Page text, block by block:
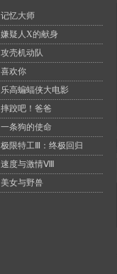
记忆大师
嫌疑人X的献身
攻壳机动队
喜欢你
乐高蝙蝠侠大电影
摔跤吧！爸爸
一条狗的使命
极限特工Ⅲ：终极回归
速度与激情Ⅷ
美女与野兽